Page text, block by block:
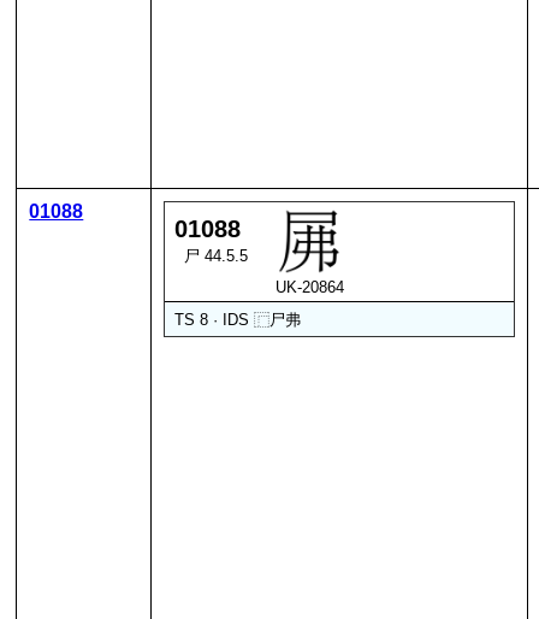
01088
01088
尸 44.5.5
UK-20864
TS 8 · IDS⿸尸弗